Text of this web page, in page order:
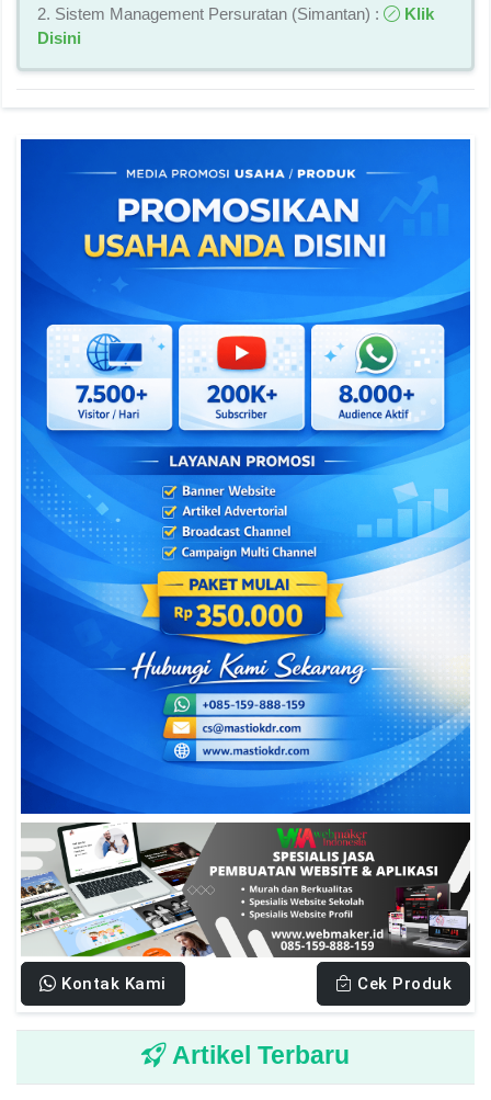
2. Sistem Management Persuratan (Simantan) :
Klik
Disini
Kontak Kami Cek Produk
Artikel Terbaru